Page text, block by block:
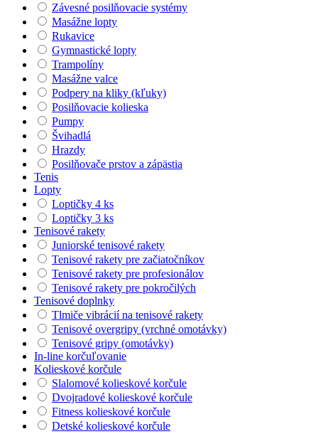
Závesné posilňovacie systémy
Masážne lopty
Rukavice
Gymnastické lopty
Trampolíny
Masážne valce
Podpery na kliky (kľuky)
Posilňovacie kolieska
Pumpy
Švihadlá
Hrazdy
Posilňovače prstov a zápästia
Tenis
Lopty
Loptičky 4 ks
Loptičky 3 ks
Tenisové rakety
Juniorské tenisové rakety
Tenisové rakety pre začiatočníkov
Tenisové rakety pre profesionálov
Tenisové rakety pre pokročilých
Tenisové doplnky
Tlmiče vibrácií na tenisové rakety
Tenisové overgripy (vrchné omotávky)
Tenisové gripy (omotávky)
In-line korčuľovanie
Kolieskové korčule
Slalomové kolieskové korčule
Dvojradové kolieskové korčule
Fitness kolieskové korčule
Detské kolieskové korčule